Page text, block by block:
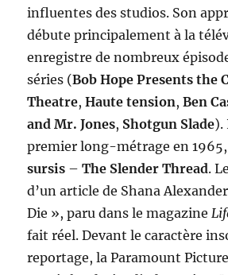
influentes des studios. Son
débute principalement à la
enregistre de nombreux
séries (Bob Hope Presents the
Theatre,Haute tension,Ben
and Mr. Jones, Shotgun Slade).
premier long-métrage en 1965,
sursis –The Slender Thread.
d’un article de Shana
Die », paru dans le magazine
fait réel. Devant le caractère
reportage, la Paramount